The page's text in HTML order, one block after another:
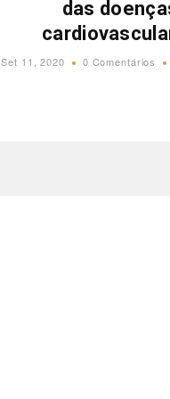
das
Set 11, 2020 0 Comentários